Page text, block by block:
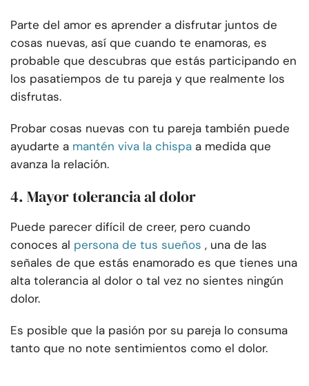
Parte del amor es aprender a disfrutar juntos de
cosas nuevas, así que cuando te enamoras, es
probable que descubras que estás participando en
los pasatiempos de tu pareja y que realmente los
disfrutas.
Probar cosas nuevas con tu pareja también puede
ayudarte a mantén viva la chispa a medida que
avanza la relación.
4. Mayor tolerancia al dolor
Puede parecer difícil de creer, pero cuando
conoces al persona de tus sueños , una de las
señales de que estás enamorado es que tienes una
alta tolerancia al dolor o tal vez no sientes ningún
dolor.
Es posible que la pasión por su pareja lo consuma
tanto que no note sentimientos como el dolor.